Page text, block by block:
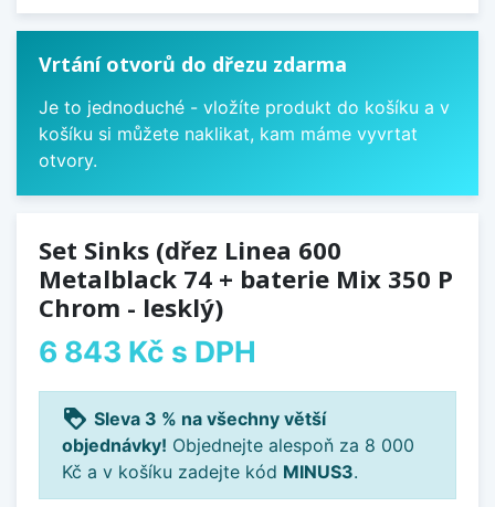
Vrtání otvorů do dřezu zdarma
Je to jednoduché - vložíte produkt do košíku a v
košíku si můžete naklikat, kam máme vyvrtat
otvory.
Set Sinks (dřez Linea 600
Metalblack 74 + baterie Mix 350 P
Chrom - lesklý)
6 843 Kč s DPH
loyalty Sleva 3 % na všechny větší
objednávky! Objednejte alespoň za 8 000
Kč a v košíku zadejte kód MINUS3.